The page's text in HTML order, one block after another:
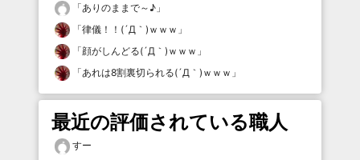
「ありのままで～♪ 」
「律儀！！(´Д｀)ｗｗｗ 」
「顔がしんどる(´Д｀)ｗｗｗ 」
「あれは8割裏切られる(´Д｀)ｗｗｗ 」
最近の評価されている職人
すー